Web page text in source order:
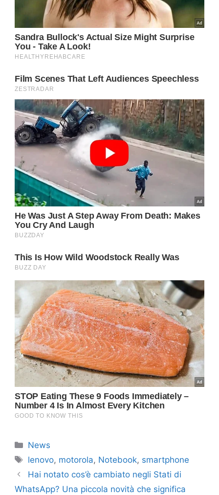
Categorie
News
Tag
lenovo, motorola, Notebook, smartphone
Hai notato cos’è cambiato negli Stati di
WhatsApp? Una piccola novità che significa